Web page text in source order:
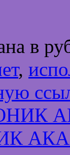
в
,